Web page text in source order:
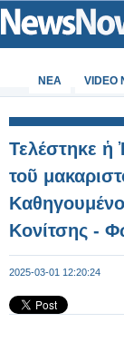
ΝΕΑ VIDEO
Τελέστηκε ἡ
τοῦ
Κονίτσης -
2025-03-01 12:20:24